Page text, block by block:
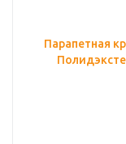
Парапетная